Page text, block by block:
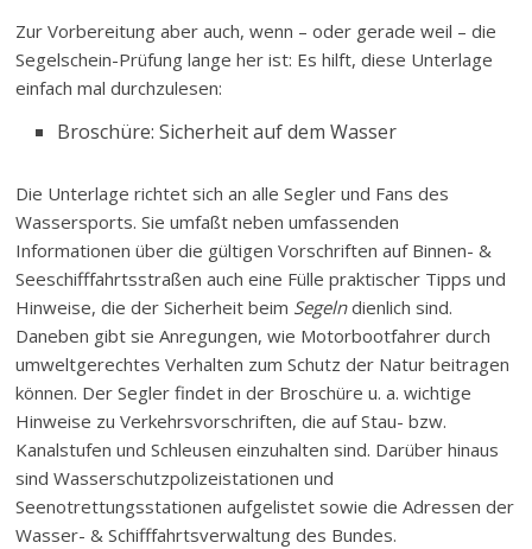
Zur Vorbereitung aber auch, wenn – oder gerade weil – die
Segelschein-Prüfung lange her ist: Es hilft, diese Unterlage
einfach mal durchzulesen:
Broschüre: Sicherheit auf dem Wasser
Die Unterlage richtet sich an alle Segler und Fans des
Wassersports. Sie umfaßt neben umfassenden
Informationen über die gültigen Vorschriften auf Binnen- &
Seeschifffahrtsstraßen auch eine Fülle praktischer Tipps und
Hinweise, die der Sicherheit beim Segelndienlich sind.
Daneben gibt sie Anregungen, wie Motorbootfahrer durch
umweltgerechtes Verhalten zum Schutz der Natur beitragen
können. Der Segler findet in der Broschüre u. a. wichtige
Hinweise zu Verkehrsvorschriften, die auf Stau- bzw.
Kanalstufen und Schleusen einzuhalten sind. Darüber hinaus
sind Wasserschutzpolizeistationen und
Seenotrettungsstationen aufgelistet sowie die Adressen der
Wasser- & Schifffahrtsverwaltung des Bundes.